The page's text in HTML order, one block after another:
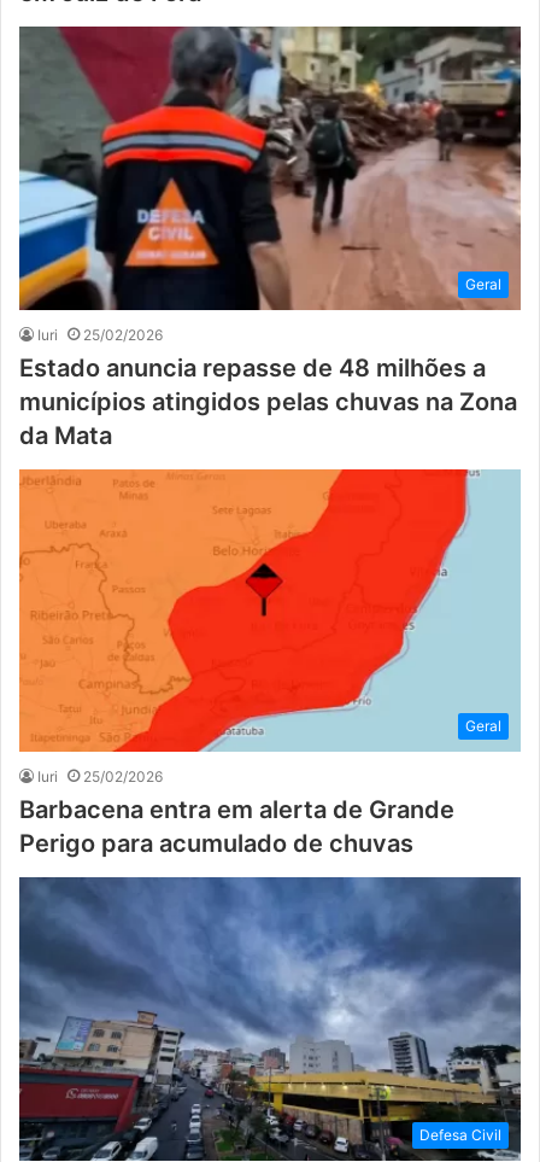
Geral
Iuri 25/02/2026
Estado anuncia repasse de 48 milhões a
municípios atingidos pelas chuvas na Zona
da Mata
Geral
Iuri 25/02/2026
Barbacena entra em alerta de Grande
Perigo para acumulado de chuvas
Defesa Civil